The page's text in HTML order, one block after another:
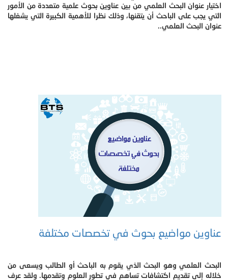
اختيار عنوان البحث العلمي من بين عناوين بحوث علمية متعددة من الأمور
التي يجب على الباحث أن يتقنها، وذلك نظرا للأهمية الكبيرة التي يشغلها
عنوان البحث العلمي..
عناوين مواضيع بحوث في تخصصات مختلفة
البحث العلمي وهو البحث الذي يقوم به الباحث أو الطالب ويسعى من
خلاله إلى تقديم اكتشافات تساهم في تطور العلوم وتقدمها. ولقد عرف